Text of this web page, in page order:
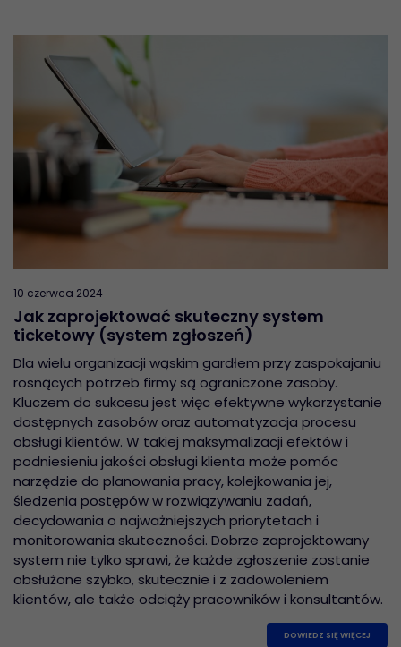
10 czerwca 2024
Jak zaprojektować skuteczny system
ticketowy (system zgłoszeń)
Dla wielu organizacji wąskim gardłem przy zaspokajaniu
rosnących potrzeb firmy są ograniczone zasoby.
Kluczem do sukcesu jest więc efektywne wykorzystanie
dostępnych zasobów oraz automatyzacja procesu
obsługi klientów. W takiej maksymalizacji efektów i
podniesieniu jakości obsługi klienta może pomóc
narzędzie do planowania pracy, kolejkowania jej,
śledzenia postępów w rozwiązywaniu zadań,
decydowania o najważniejszych priorytetach i
monitorowania skuteczności. Dobrze zaprojektowany
system nie tylko sprawi, że każde zgłoszenie zostanie
obsłużone szybko, skutecznie i z zadowoleniem
klientów, ale także odciąży pracowników i konsultantów.
DOWIEDZ SIĘ WIĘCEJ